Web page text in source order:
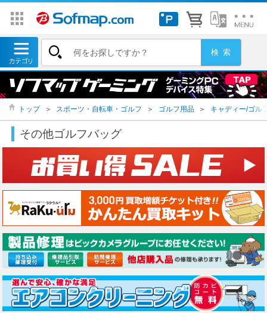
トップ ＞ スポーツ・自転車・ゴルフ ＞ ゴルフ用品 ＞ キャディー/ゴル
その他ゴルフバッグ